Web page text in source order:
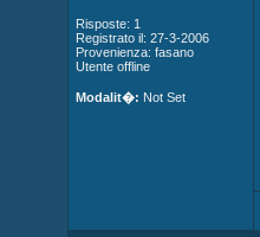
Risposte: 1
Registrato il: 27-3-2006
Provenienza: fasano
Utente offline
Modalit�: Not Set